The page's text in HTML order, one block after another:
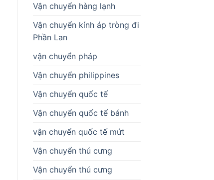
Vận chuyển hàng lạnh
Vận chuyển kính áp tròng đi
Phần Lan
vận chuyển pháp
Vận chuyển philippines
Vận chuyển quốc tế
Vận chuyển quốc tế bánh
vận chuyển quốc tế mứt
Vận chuyển thú cưng
Vận chuyển thú cưng